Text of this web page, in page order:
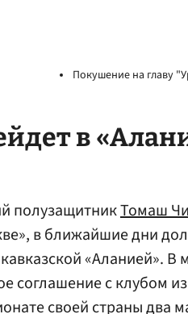
Покушение на главу
в
полузащитникТомаш
в ближайшие дни
«Аланией».
соглашение с клубом
своей страны два